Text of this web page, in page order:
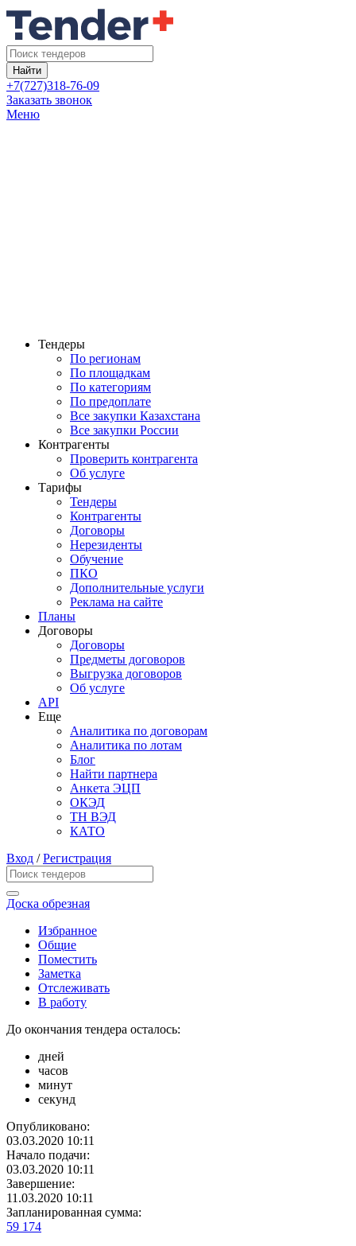
Найти
+7(727)318-76-09
Заказать звонок
Меню
Тендеры
По регионам
По площадкам
По категориям
По предоплате
Все закупки Казахстана
Все закупки России
Контрагенты
Проверить контрагента
Об услуге
Тарифы
Тендеры
Контрагенты
Договоры
Нерезиденты
Обучение
ПКО
Дополнительные услуги
Реклама на сайте
Планы
Договоры
Договоры
Предметы договоров
Выгрузка договоров
Об услуге
API
Еще
Аналитика по договорам
Аналитика по лотам
Блог
Найти партнера
Анкета ЭЦП
ОКЭД
ТН ВЭД
КАТО
Вход /Регистрация
Доска обрезная
Избранное
Общие
Поместить
Заметка
Отслеживать
В работу
До окончания тендера осталось:
дней
часов
минут
секунд
Опубликовано:
03.03.2020 10:11
Начало подачи:
03.03.2020 10:11
Завершение:
11.03.2020 10:11
Запланированная сумма:
59 174